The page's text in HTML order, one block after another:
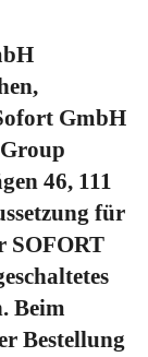
GmbH
46, 111
für
SOFORT
Beim
Bestellung